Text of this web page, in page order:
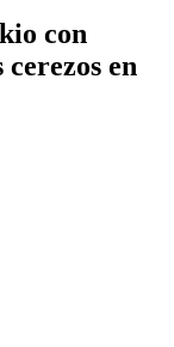
con
en